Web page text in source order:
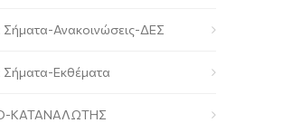
Σήματα-Ανακοινώσεις-ΔΕΣ
Σήματα-Εκθέματα
ΚΑΤΑΝΑΛΩΤΗΣ